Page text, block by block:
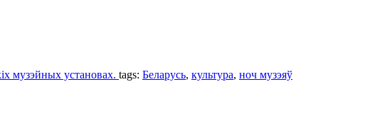
музэйных установах. tags: Беларусь, культура, ноч музэяў